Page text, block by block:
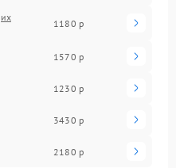
1180 р
1570 р
1230 р
3430 р
2180 р